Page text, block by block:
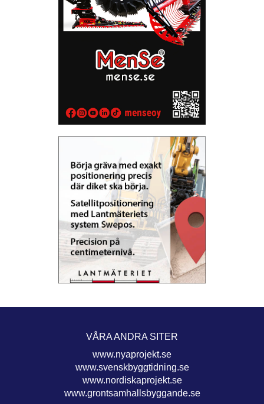
VÅRA ANDRA SITER
www.nyaprojekt.se
www.svenskbyggtidning.se
www.nordiskaprojekt.se
www.grontsamhallsbyggande.se